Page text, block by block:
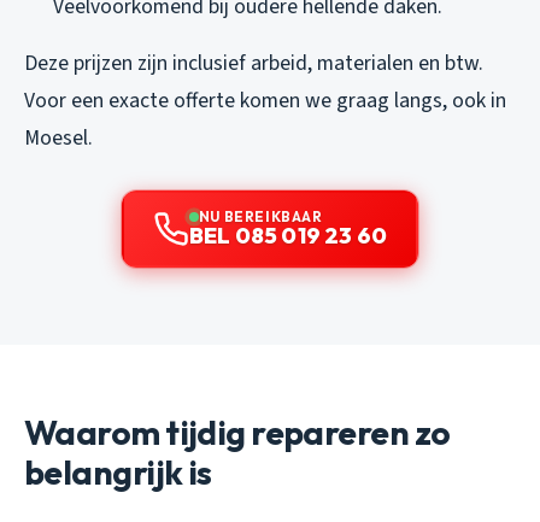
Veelvoorkomend bij oudere hellende daken.
Deze prijzen zijn inclusief arbeid, materialen en btw.
Voor een exacte offerte komen we graag langs, ook in
Moesel.
NU BEREIKBAAR
BEL 085 019 23 60
Waarom tijdig repareren zo
belangrijk is